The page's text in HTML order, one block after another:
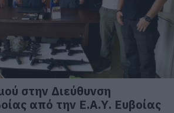
στην Διεύθυνση
από την Ε.Α.Υ. Ευβοίας